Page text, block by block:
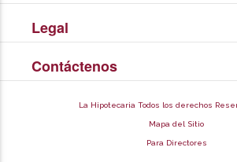
Legal
Contáctenos
La Hipotecaria Todos los derechos
Mapa del Sitio
Para Directores